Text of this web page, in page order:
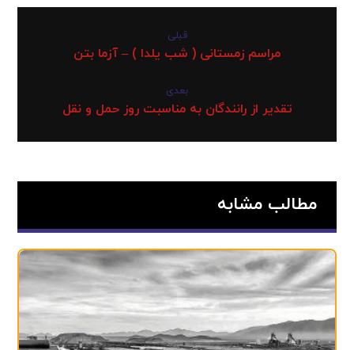
قبلی
مراسم زمستانی ( شب یلدا ) – آزما بتن
بعدی
تقدیر از رانندگان به مناسبت روز حمل و نقل
مطالب مشابه